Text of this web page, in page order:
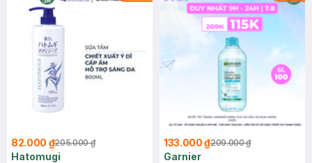
82.000 ₫205.000 ₫
Hatomugi
133.000 ₫209.000 ₫
Garnier